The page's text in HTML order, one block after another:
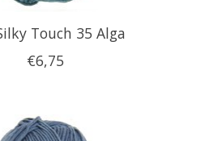
Touch 35 Alga
€6,75